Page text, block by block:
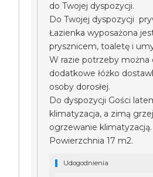
do Twojej dyspozycji.
Do Twojej dyspozycji
Łazienka wyposażona
prysznicem, toaletę i
W razie potrzeby można
dodatkowe łóżko
osoby dorosłej.
Do dyspozycji Gości
klimatyzacja, a zimą
ogrzewanie klimatyzacją.
Powierzchnia 17 m2.
Udogodnienia